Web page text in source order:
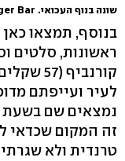
שונה בנוף העכואי. Soul Burger Bar
ראשונות, סלטים
לעיר ועייפתם
נמצאים שם בשעת
זה המקום שכדאי
טרנדית ולא